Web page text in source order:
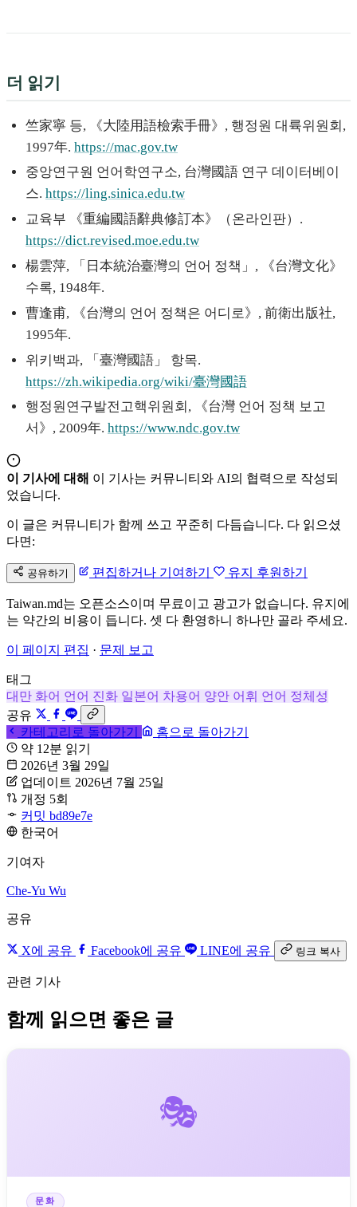
더 읽기
竺家寧 등, 《大陸用語檢索手冊》, 행정원 대륙위원회,
1997年. https://mac.gov.tw
중앙연구원 언어학연구소, 台灣國語 연구 데이터베이
스. https://ling.sinica.edu.tw
교육부 《重編國語辭典修訂本》（온라인판）.
https://dict.revised.moe.edu.tw
楊雲萍, 「日本統治臺灣의 언어 정책」, 《台灣文化》
수록, 1948年.
曹逢甫, 《台灣의 언어 정책은 어디로》, 前衛出版社,
1995年.
위키백과, 「臺灣國語」 항목.
https://zh.wikipedia.org/wiki/臺灣國語
행정원연구발전고핵위원회, 《台灣 언어 정책 보고
서》, 2009年. https://www.ndc.gov.tw
이 기사에 대해 이 기사는 커뮤니티와 AI의 협력으로 작성되
었습니다.
이 글은 커뮤니티가 함께 쓰고 꾸준히 다듬습니다. 다 읽으셨
다면:
공유하기 편집하거나 기여하기 유지 후원하기
Taiwan.md는 오픈소스이며 무료이고 광고가 없습니다. 유지에
는 약간의 비용이 듭니다. 셋 다 환영하니 하나만 골라 주세요.
이 페이지 편집 · 문제 보고
태그
대만 화어 언어 진화 일본어 차용어 양안 어휘 언어 정체성
공유
카테고리로 돌아가기
홈으로 돌아가기
약 12분 읽기
2026년 3월 29일
업데이트 2026년 7월 25일
개정 5회
커밋 bd89e7e
한국어
기여자
Che-Yu Wu
공유
X에 공유 Facebook에 공유 LINE에 공유 링크 복사
관련 기사
함께 읽으면 좋은 글
🎭
문화